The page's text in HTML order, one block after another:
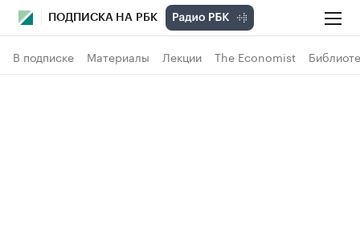
ПОДПИСКА НА РБК
В подписке Материалы Лекции The Economist